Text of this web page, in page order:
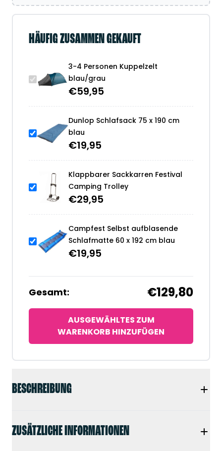
BESCHREIBUNG
ZUSÄTZLICHE INFORMATIONEN
HÄUFIG ZUSAMMEN GEKAUFT
3-4 Personen Kuppelzelt
blau/grau
€59,95
Dunlop Schlafsack 75 x 190 cm
blau
€19,95
Klappbarer Sackkarren Festival
Camping Trolley
€29,95
Campfest Selbst aufblasende
Schlafmatte 60 x 192 cm blau
€19,95
Gesamt: €129,80
AUSGEWÄHLTES ZUM
WARENKORB HINZUFÜGEN